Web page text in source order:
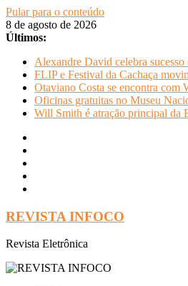
Pular para o conteúdo
8 de agosto de 2026
Últimos:
Alexandre David celebra
FLIP e Festival da Cachaça
Otaviano Costa se encontra com
Oficinas gratuitas no Museu
Will Smith é atração principal da
REVISTA INFOCO
Revista Eletrônica